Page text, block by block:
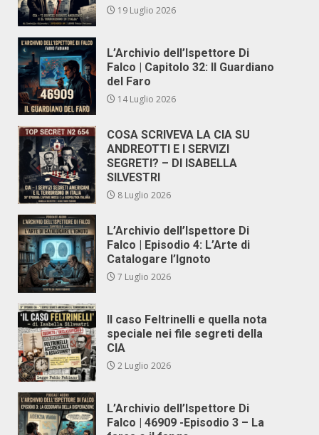
19 Luglio 2026
L’Archivio dell’Ispettore Di
Falco | Capitolo 32: Il Guardiano
del Faro
14 Luglio 2026
COSA SCRIVEVA LA CIA SU
ANDREOTTI E I SERVIZI
SEGRETI? – DI ISABELLA
SILVESTRI
8 Luglio 2026
L’Archivio dell’Ispettore Di
Falco | Episodio 4: L’Arte di
Catalogare l’Ignoto
7 Luglio 2026
Il caso Feltrinelli e quella nota
speciale nei file segreti della
CIA
2 Luglio 2026
L’Archivio dell’Ispettore Di
Falco | 46909 -Episodio 3 – La